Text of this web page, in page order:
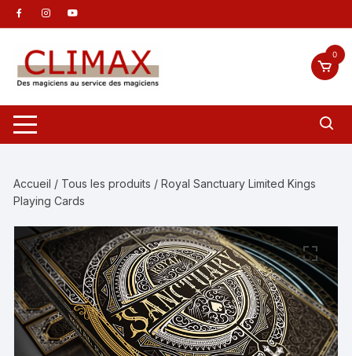
Aller
au
contenu
0
Accueil / Tous les produits / Royal Sanctuary Limited Kings
Playing Cards